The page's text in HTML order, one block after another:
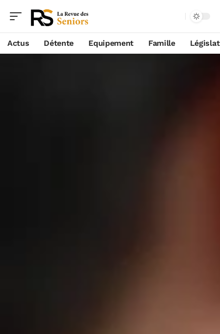
Actus Détente Equipement Famille